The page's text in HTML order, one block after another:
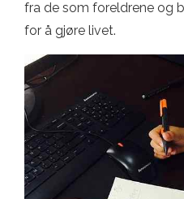
fra de som foreldrene og
for å gjøre livet.